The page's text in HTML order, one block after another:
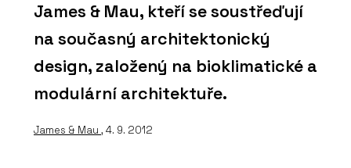
James & Mau, kteří se soustřeďují
na současný architektonický
design, založený na bioklimatické a
modulární architektuře.
James & Mau , 4. 9. 2012